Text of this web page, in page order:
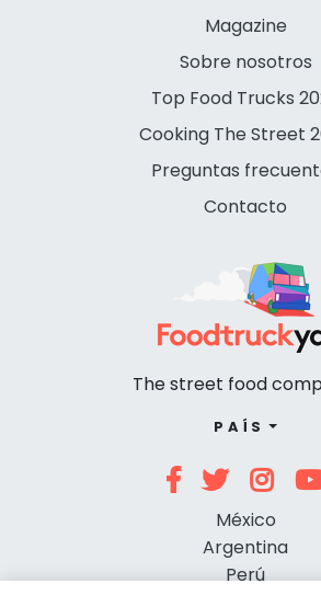
Magazine
Sobre nosotros
Top Food Trucks
Cooking The Street
Preguntas
Contacto
The street food
PAÍS
México
Argentina
Perú